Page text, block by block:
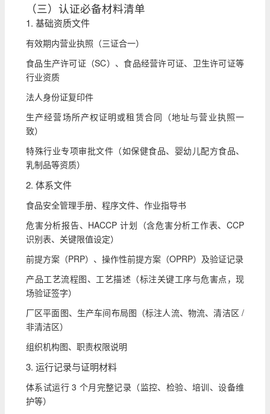
（三）认证必备材料清单
1. 基础资质文件
有效期内营业执照（三证合一）
食品生产许可证（SC）、食品经营许可证、卫生许可证等
行业资质
法人身份证复印件
生产经营场所产权证明或租赁合同（地址与营业执照一
致）
特殊行业专项审批文件（如保健食品、婴幼儿配方食品、
乳制品等资质）
2. 体系文件
食品安全管理手册、程序文件、作业指导书
危害分析报告、HACCP 计划（含危害分析工作表、CCP
识别表、关键限值设定）
前提方案（PRP）、操作性前提方案（OPRP）及验证记录
产品工艺流程图、工艺描述（标注关键工序与危害点，现
场验证签字）
厂区平面图、生产车间布局图（标注人流、物流、清洁区 /
非清洁区）
组织机构图、职责权限说明
3. 运行记录与证明材料
体系试运行 3 个月完整记录（监控、检验、培训、设备维
护等）